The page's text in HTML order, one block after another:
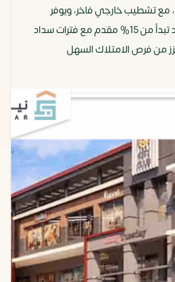
مع تشطيب خارجي فاخر، ويوفر
المشروع أنظمة سداد تبدأ من 15% مقدم مع فترات سداد
يعزز من فرص الامتلاك السهل